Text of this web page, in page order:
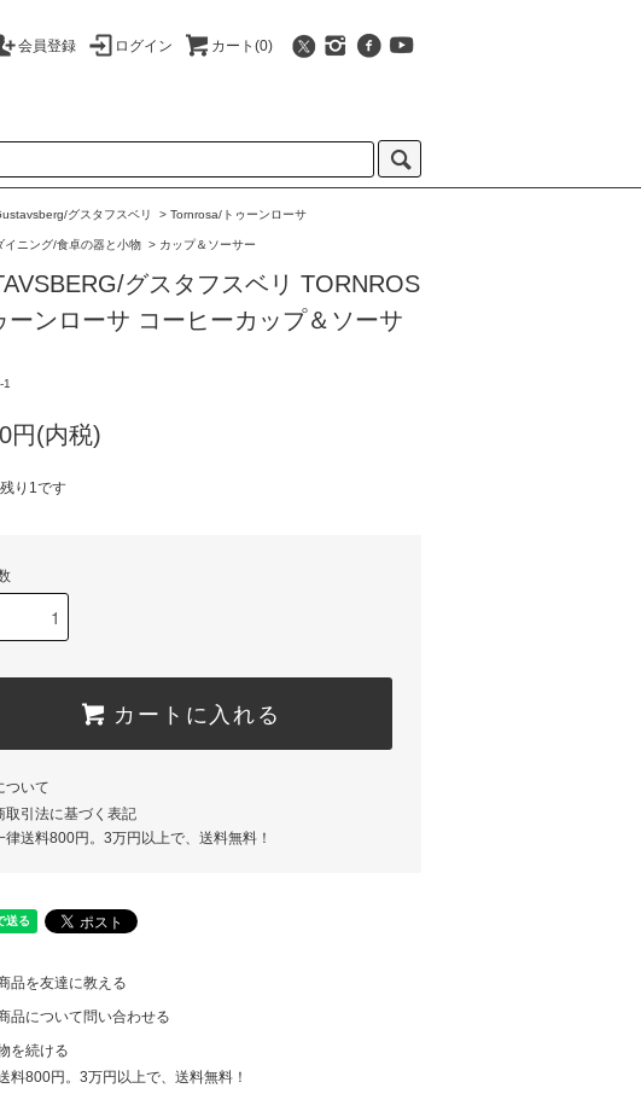
会員登録 ログイン カート(0)
グスタフスベリ > Tornrosa/トゥーンローサ
イニング/食卓の器と小物 > カップ＆ソーサー
グスタフスベリ TORNROS
ーンローサ コーヒーカップ＆ソーサ
1
円(内税)
り1です
カートに入れる
ついて
取引法に基づく表記
律送料800円。3万円以上で、送料無料！
品を友達に教える
品について問い合わせる
を続ける
料800円。3万円以上で、送料無料！